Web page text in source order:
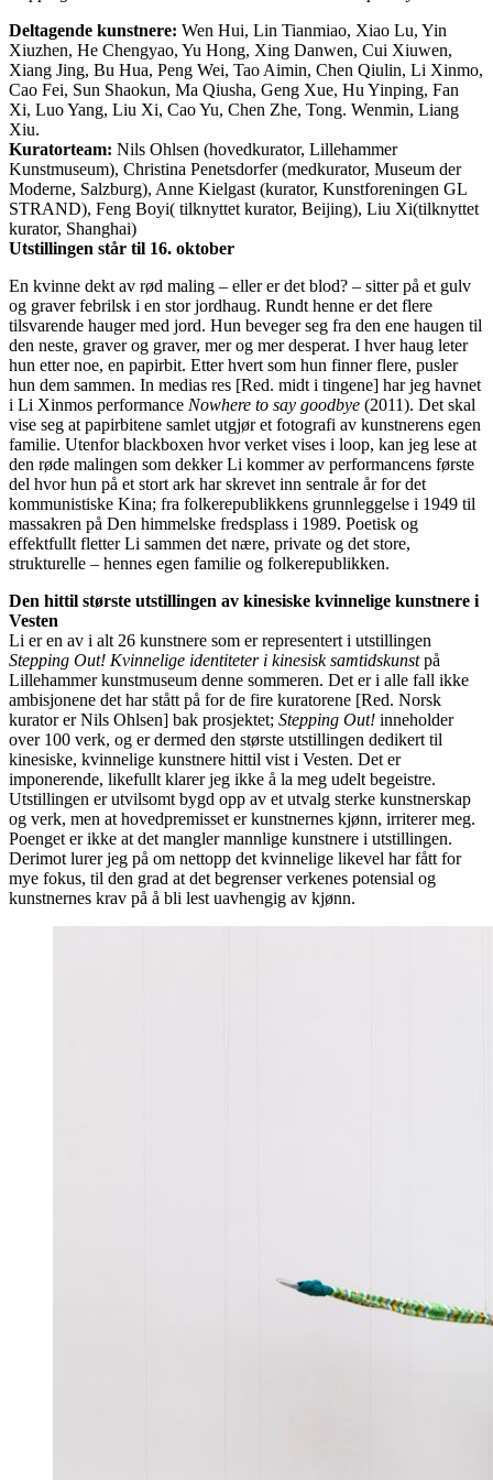
Deltagende kunstnere: Wen Hui, Lin Tianmiao, Xiao Lu, Yin
Xiuzhen, He Chengyao, Yu Hong, Xing Danwen, Cui Xiuwen,
Xiang Jing, Bu Hua, Peng Wei, Tao Aimin, Chen Qiulin, Li Xinmo,
Cao Fei, Sun Shaokun, Ma Qiusha, Geng Xue, Hu Yinping, Fan
Xi, Luo Yang, Liu Xi, Cao Yu, Chen Zhe, Tong. Wenmin, Liang
Xiu.
Kuratorteam: Nils Ohlsen (hovedkurator, Lillehammer
Kunstmuseum), Christina Penetsdorfer (medkurator, Museum der
Moderne, Salzburg), Anne Kielgast (kurator, Kunstforeningen GL
STRAND), Feng Boyi( tilknyttet kurator, Beijing), Liu Xi(tilknyttet
kurator, Shanghai)
Utstillingen står til 16. oktober
En kvinne dekt av rød maling – eller er det blod? – sitter på et gulv
og graver febrilsk i en stor jordhaug. Rundt henne er det flere
tilsvarende hauger med jord. Hun beveger seg fra den ene haugen til
den neste, graver og graver, mer og mer desperat. I hver haug leter
hun etter noe, en papirbit. Etter hvert som hun finner flere, pusler
hun dem sammen. In medias res [Red. midt i tingene] har jeg havnet
i Li Xinmos performance Nowhere to say goodbye (2011). Det skal
vise seg at papirbitene samlet utgjør et fotografi av kunstnerens egen
familie. Utenfor blackboxen hvor verket vises i loop, kan jeg lese at
den røde malingen som dekker Li kommer av performancens første
del hvor hun på et stort ark har skrevet inn sentrale år for det
kommunistiske Kina; fra folkerepublikkens grunnleggelse i 1949 til
massakren på Den himmelske fredsplass i 1989. Poetisk og
effektfullt fletter Li sammen det nære, private og det store,
strukturelle – hennes egen familie og folkerepublikken.
Den hittil største utstillingen av kinesiske kvinnelige kunstnere i
Vesten
Li er en av i alt 26 kunstnere som er representert i utstillingen
Stepping Out! Kvinnelige identiteter i kinesisk samtidskunstpå
Lillehammer kunstmuseum denne sommeren. Det er i alle fall ikke
ambisjonene det har stått på for de fire kuratorene [Red. Norsk
kurator er Nils Ohlsen] bak prosjektet; Stepping Out! inneholder
over 100 verk, og er dermed den største utstillingen dedikert til
kinesiske, kvinnelige kunstnere hittil vist i Vesten. Det er
imponerende, likefullt klarer jeg ikke å la meg udelt begeistre.
Utstillingen er utvilsomt bygd opp av et utvalg sterke kunstnerskap
og verk, men at hovedpremisset er kunstnernes kjønn, irriterer meg.
Poenget er ikke at det mangler mannlige kunstnere i utstillingen.
Derimot lurer jeg på om nettopp det kvinnelige likevel har fått for
mye fokus, til den grad at det begrenser verkenes potensial og
kunstnernes krav på å bli lest uavhengig av kjønn.